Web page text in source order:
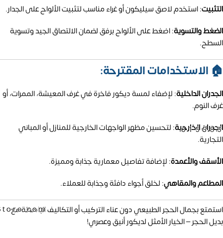
التثبيت:استخدم لاصق سيليكون أو غراء مناسب لتثبيت الألواح على الجدار.
الضغط والتسوية:اضغط على الألواح برفق لضمان الالتصاق الجيد وتسوية
السطح.
🏠 الاستخدامات المقترحة:
الجدران الداخلية: لإضفاء لمسة ديكور فاخرة في غرف المعيشة، الممرات، أو
غرف النوم.
الجدران الخارجية: لتحسين مظهر الواجهات الخارجية للمنازل أو المباني
التجارية.
الأسقف والأعمدة: لإضافة تفاصيل معمارية جذابة ومميزة.
المطاعم والمقاهي: لخلق أجواء دافئة وجذابة للعملاء.
استمتع بجمال الحجر الطبيعي دون عناء التركيب أو التكاليف الباهظة مع
بديل الحجر – الخيار الأمثل لديكور أنيق وعصري!